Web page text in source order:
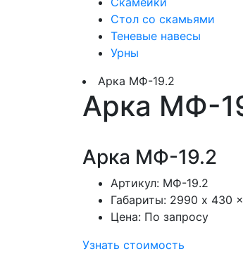
Стол со скамьями
Теневые навесы
Урны
Арка МФ-19.2
Арка МФ-
Арка МФ-19.2
Артикул: МФ-19.2
Габариты: 2990 x 430
Цена: По запросу
Узнать стоимость